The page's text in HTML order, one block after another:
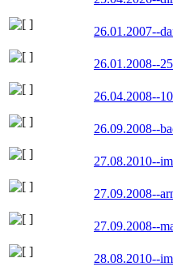
26.01.2007--
26.01.2008--
26.04.2008--
26.09.2008--
27.08.2010--
27.09.2008--
27.09.2008--
28.08.2010--